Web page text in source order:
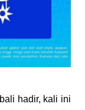
hadir, kali ini